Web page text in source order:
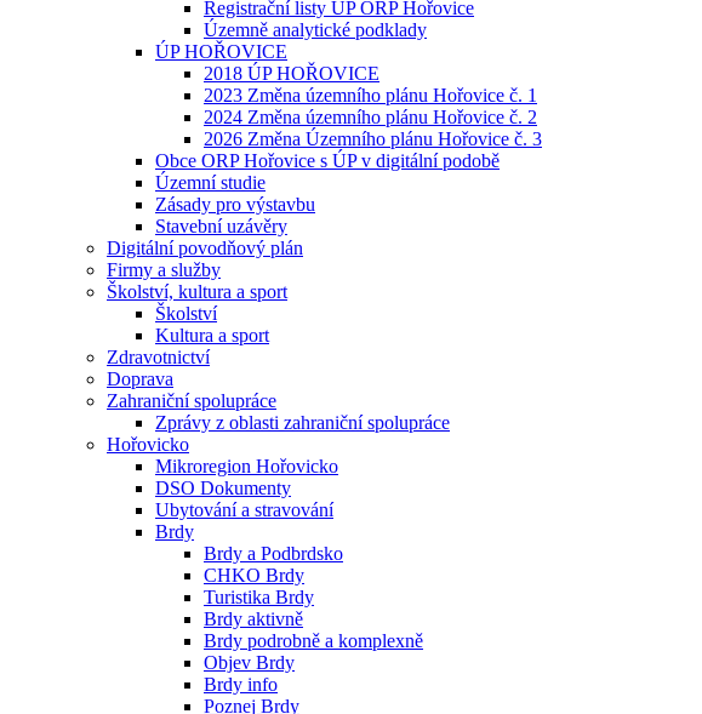
Registrační listy UP ORP Hořovice
Územně analytické podklady
ÚP HOŘOVICE
2018 ÚP HOŘOVICE
2023 Změna územního plánu Hořovice č. 1
2024 Změna územního plánu Hořovice č. 2
2026 Změna Územního plánu Hořovice č. 3
Obce ORP Hořovice s ÚP v digitální podobě
Územní studie
Zásady pro výstavbu
Stavební uzávěry
Digitální povodňový plán
Firmy a služby
Školství, kultura a sport
Školství
Kultura a sport
Zdravotnictví
Doprava
Zahraniční spolupráce
Zprávy z oblasti zahraniční spolupráce
Hořovicko
Mikroregion Hořovicko
DSO Dokumenty
Ubytování a stravování
Brdy
Brdy a Podbrdsko
CHKO Brdy
Turistika Brdy
Brdy aktivně
Brdy podrobně a komplexně
Objev Brdy
Brdy info
Poznej Brdy